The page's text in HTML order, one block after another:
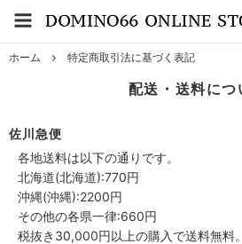
ホーム 特定商取引法に基づく表記
配送・送料につ
佐川急便
各地送料は以下の通りです。
北海道(北海道):770円
沖縄(沖縄):2200円
その他の各県一律:660円
税抜き30,000円以上の購入で送料無料